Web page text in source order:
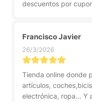
descuentos por
Francisco Javier
26/3/2026
Tienda online donde
artículos,
electrónica, ropa... Y